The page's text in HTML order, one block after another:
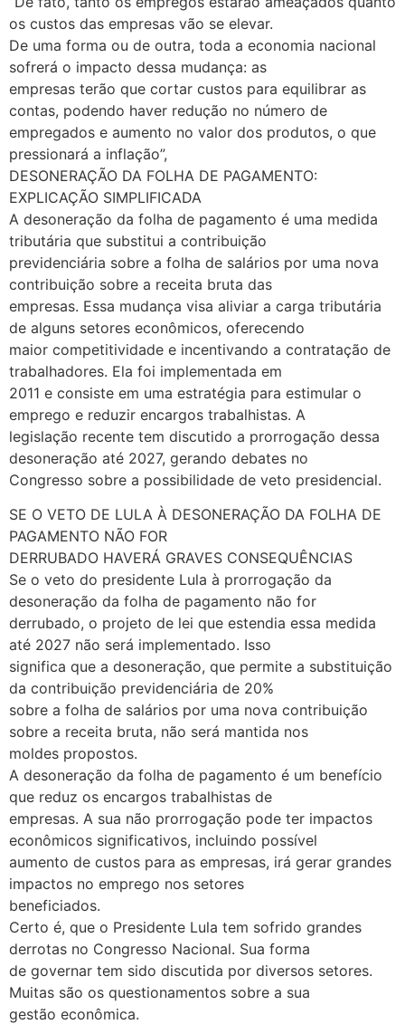
os custos das empresas vão se elevar.
De uma forma ou de outra, toda a economia nacional
sofrerá o impacto dessa mudança: as
empresas terão que cortar custos para equilibrar as
contas, podendo haver redução no número de
empregados e aumento no valor dos produtos, o que
pressionará a inflação”,
DESONERAÇÃO DA FOLHA DE PAGAMENTO:
EXPLICAÇÃO SIMPLIFICADA
A desoneração da folha de pagamento é uma medida
tributária que substitui a contribuição
previdenciária sobre a folha de salários por uma nova
contribuição sobre a receita bruta das
empresas. Essa mudança visa aliviar a carga tributária
de alguns setores econômicos, oferecendo
maior competitividade e incentivando a contratação de
trabalhadores. Ela foi implementada em
2011 e consiste em uma estratégia para estimular o
emprego e reduzir encargos trabalhistas. A
legislação recente tem discutido a prorrogação dessa
desoneração até 2027, gerando debates no
Congresso sobre a possibilidade de veto presidencial.
SE O VETO DE LULA À DESONERAÇÃO DA FOLHA DE
PAGAMENTO NÃO FOR
DERRUBADO HAVERÁ GRAVES CONSEQUÊNCIAS
Se o veto do presidente Lula à prorrogação da
desoneração da folha de pagamento não for
derrubado, o projeto de lei que estendia essa medida
até 2027 não será implementado. Isso
significa que a desoneração, que permite a substituição
da contribuição previdenciária de 20%
sobre a folha de salários por uma nova contribuição
sobre a receita bruta, não será mantida nos
moldes propostos.
A desoneração da folha de pagamento é um benefício
que reduz os encargos trabalhistas de
empresas. A sua não prorrogação pode ter impactos
econômicos significativos, incluindo possível
aumento de custos para as empresas, irá gerar grandes
impactos no emprego nos setores
beneficiados.
Certo é, que o Presidente Lula tem sofrido grandes
derrotas no Congresso Nacional. Sua forma
de governar tem sido discutida por diversos setores.
Muitas são os questionamentos sobre a sua
gestão econômica.